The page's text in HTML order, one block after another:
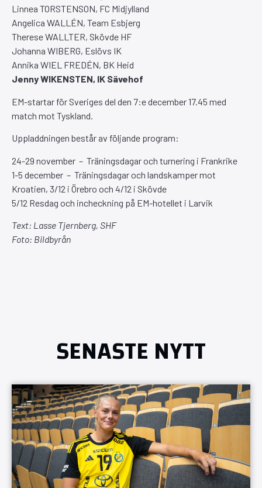
Linnea TORSTENSON, FC Midjylland
Angelica WALLÉN, Team Esbjerg
Therese WALLTER, Skövde HF
Johanna WIBERG, Eslövs IK
Annika WIEL FREDÉN, BK Heid
Jenny WIKENSTEN, IK Sävehof
EM-startar för Sveriges del den 7:e december 17.45 med
match mot Tyskland.
Uppladdningen består av följande program:
24-29 november – Träningsdagar och turnering i Frankrike
1-5 december – Träningsdagar och landskamper mot
Kroatien, 3/12 i Örebro och 4/12 i Skövde
5/12 Resdag och incheckning på EM-hotellet i Larvik
Text: Lasse Tjernberg, SHF
Foto: Bildbyrån
SENASTE NYTT